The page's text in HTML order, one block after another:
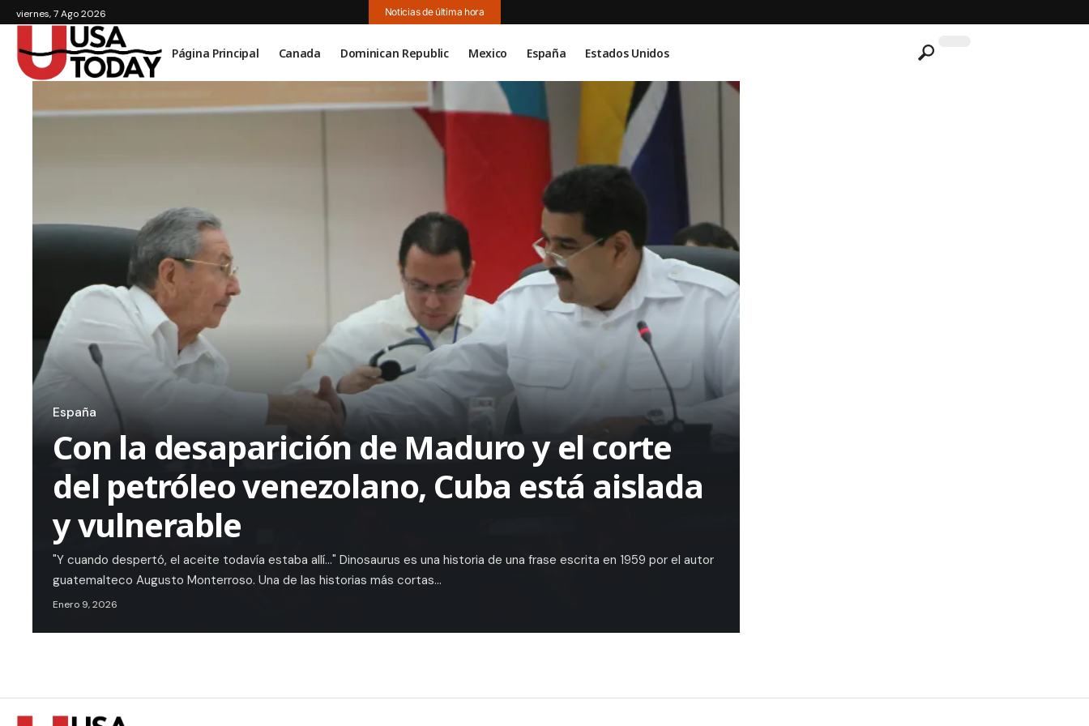
viernes, 7 Ago 2026 Noticias de última hora
Página Principal Canada Dominican Republic Mexico España Estados Unidos
España
Con la desaparición de Maduro y el corte
del petróleo venezolano, Cuba está aislada
y vulnerable
"Y cuando despertó, el aceite todavía estaba allí..." Dinosaurus es una historia de una frase escrita en 1959 por el autor
guatemalteco Augusto Monterroso. Una de las historias más cortas…
Enero 9, 2026